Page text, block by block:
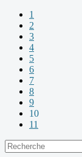
1
2
3
4
5
6
7
8
9
10
11